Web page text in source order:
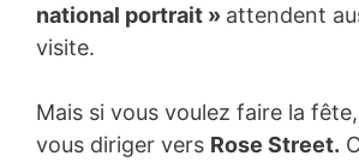
national portrait » attendent
visite.
Mais si vous voulez faire la
vous diriger vers Rose Street.